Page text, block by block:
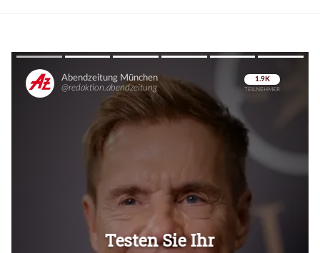
Überspringen